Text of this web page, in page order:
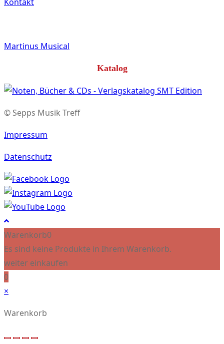
Martinus Musical
Katalog
© Sepps Musik Treff
Impressum
Datenschutz
Warenkorb0
Es sind keine Produkte in Ihrem Warenkorb.
weiter einkaufen
0
×
Warenkorb